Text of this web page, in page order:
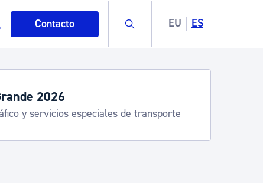
Contacto Buscar EU ES
2026
y servicios especiales de transporte